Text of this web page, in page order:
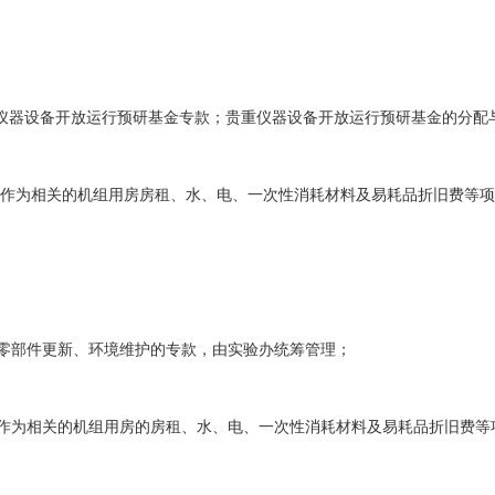
器设备开放运行预研基金专款；贵重仪器设备开放运行预研基金的分
为相关的机组用房房租、水、电、一次性消耗材料及易耗品折旧费等
件更新、环境维护的专款，由实验办统筹管理；
为相关的机组用房的房租、水、电、一次性消耗材料及易耗品折旧费